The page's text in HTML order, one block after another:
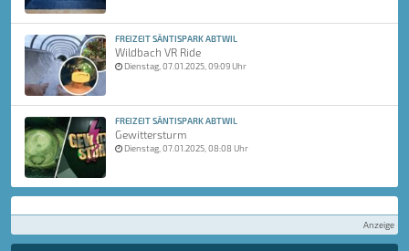
FREIZEIT SÄNTISPARK ABTWIL
Wildbach VR Ride
Dienstag, 07.01.2025, 09:09 Uhr
FREIZEIT SÄNTISPARK ABTWIL
Gewittersturm
Dienstag, 07.01.2025, 08:08 Uhr
Anzeige